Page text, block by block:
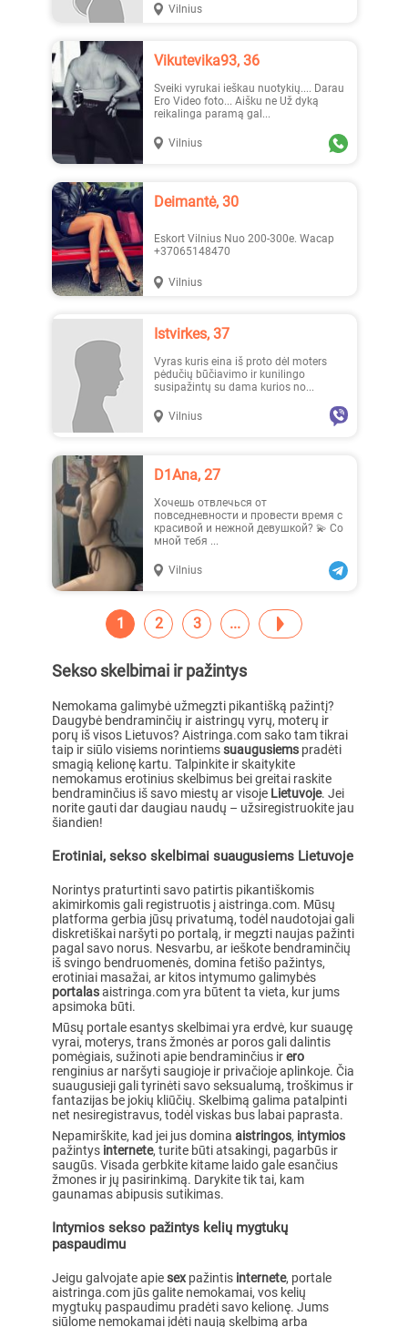
Vilnius
Vikutevika93, 36
Sveiki vyrukai ieškau nuotykių.... Darau
Ero Video foto... Aišku ne Už dyką
reikalinga paramą gal...
Vilnius
Deimantė, 30
Eskort Vilnius Nuo 200-300e. Wacap
+37065148470
Vilnius
Istvirkes, 37
Vyras kuris eina iš proto dėl moters
pėdučių būčiavimo ir kunilingo
susipažintų su dama kurios no...
Vilnius
D1Ana, 27
Хочешь отвлечься от
повседневности и провести время с
красивой и нежной девушкой? 💫 Со
мной тебя ...
Vilnius
1 2 3
Sekso skelbimai ir pažintys
Nemokama galimybė užmegzti pikantišką pažintį?
Daugybė bendraminčių ir aistringų vyrų, moterų ir
porų iš visos Lietuvos? Aistringa.com sako tam tikrai
taip ir siūlo visiems norintiemssuaugusiemspradėti
smagią kelionę kartu. Talpinkite ir skaitykite
nemokamus erotinius skelbimus bei greitai raskite
bendraminčius iš savo miestų ar visoje Lietuvoje. Jei
norite gauti dar daugiau naudų – užsiregistruokite jau
šiandien!
Erotiniai, sekso skelbimai suaugusiems Lietuvoje
Norintys praturtinti savo patirtis pikantiškomis
akimirkomis gali registruotis į aistringa.com. Mūsų
platforma gerbia jūsų privatumą, todėl naudotojai gali
diskretiškai naršyti po portalą, ir megzti naujas pažinti
pagal savo norus. Nesvarbu, ar ieškote bendraminčių
iš svingo bendruomenės, domina fetišo pažintys,
erotiniai masažai, ar kitos intymumo galimybės
portalasaistringa.com yra būtent ta vieta, kur jums
apsimoka būti.
Mūsų portale esantys skelbimai yra erdvė, kur suaugę
vyrai, moterys, trans žmonės ar poros gali dalintis
pomėgiais, sužinoti apie bendraminčius irero
renginius ar naršyti saugioje ir privačioje aplinkoje. Čia
suaugusieji gali tyrinėti savo seksualumą, troškimus ir
fantazijas be jokių kliūčių. Skelbimą galima patalpinti
net nesiregistravus, todėl viskas bus labai paprasta.
Nepamirškite, kad jei jus domina aistringos, intymios
pažintys internete, turite būti atsakingi, pagarbūs ir
saugūs. Visada gerbkite kitame laido gale esančius
žmones ir jų pasirinkimą. Darykite tik tai, kam
gaunamas abipusis sutikimas.
Intymios sekso pažintys kelių mygtukų
paspaudimu
Jeigu galvojate apiesexpažintis internete, portale
aistringa.com jūs galite nemokamai, vos kelių
mygtukų paspaudimu pradėti savo kelionę. Jums
siūlome nemokamai įdėti naują skelbimą arba